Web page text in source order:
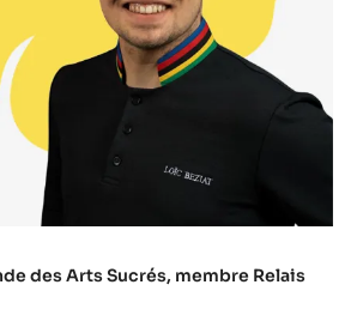
des Arts Sucrés, membre Relais